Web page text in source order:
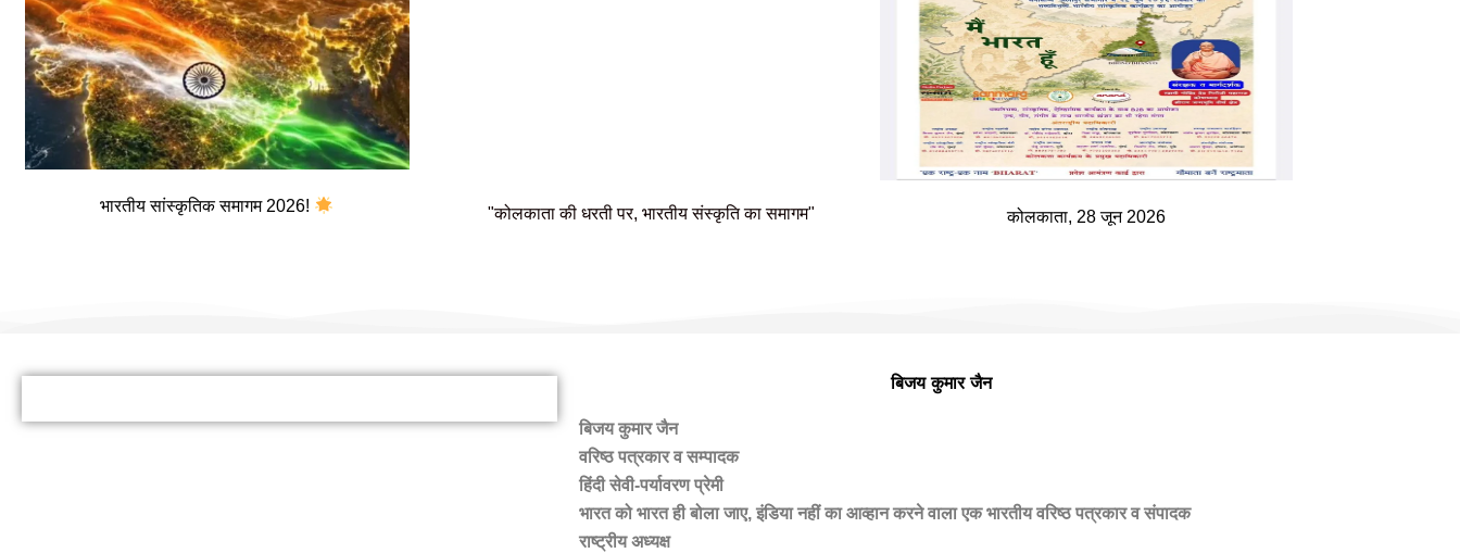
भारतीय सांस्कृतिक समागम 2026! "कोलकाता की धरती पर, भारतीय संस्कृति का समागम" कोलकाता, 28 जून 2026
बिजय कुमार जैन
बिजय कुमार जैन
वरिष्ठ पत्रकार व सम्पादक
हिंदी सेवी-पर्यावरण प्रेमी
भारत को भारत ही बोला जाए, इंडिया नहीं का आव्हान करने वाला एक भारतीय वरिष्ठ पत्रकार व संपादक
राष्ट्रीय अध्यक्ष